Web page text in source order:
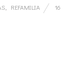
REFAMILIA
16